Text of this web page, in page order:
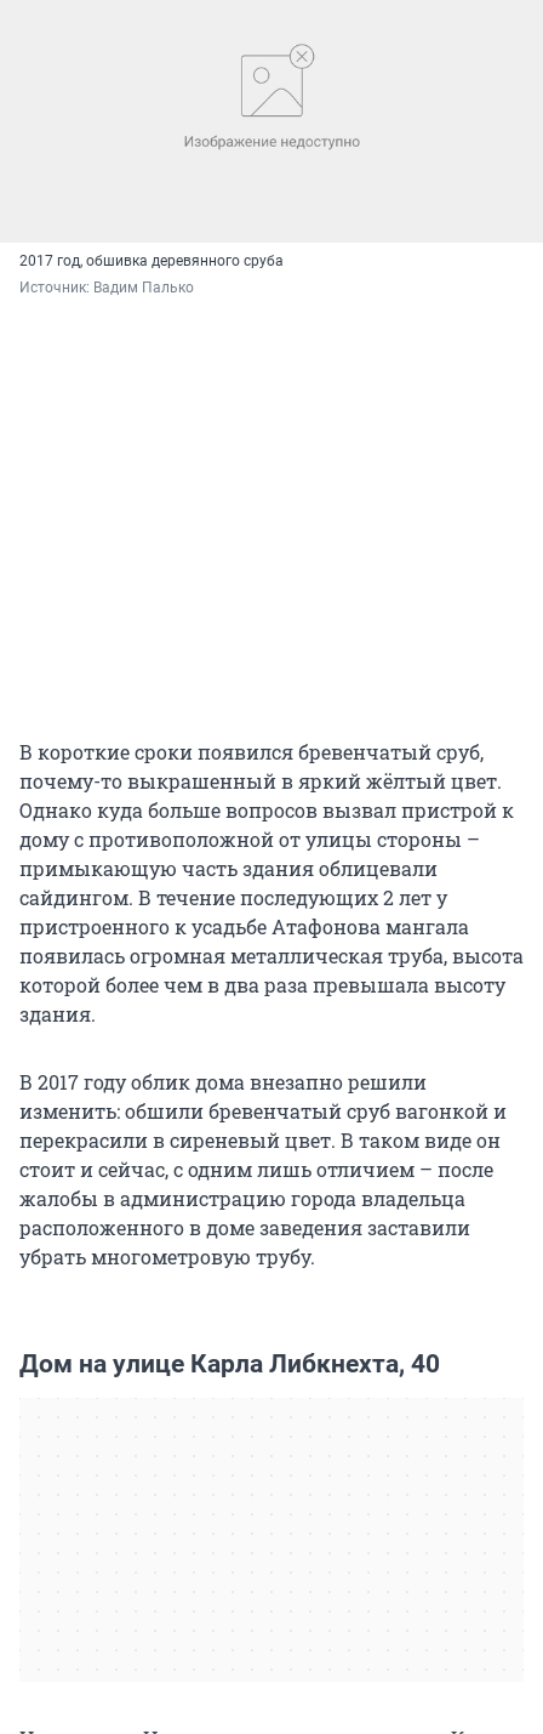
2017 год, обшивка деревянного сруба
Источник: Вадим Палько
В короткие сроки появился бревенчатый сруб,
почему-то выкрашенный в яркий жёлтый цвет.
Однако куда больше вопросов вызвал пристрой к
дому с противоположной от улицы стороны –
примыкающую часть здания облицевали
сайдингом. В течение последующих 2 лет у
пристроенного к усадьбе Атафонова мангала
появилась огромная металлическая труба, высота
которой более чем в два раза превышала высоту
здания.
В 2017 году облик дома внезапно решили
изменить: обшили бревенчатый сруб вагонкой и
перекрасили в сиреневый цвет. В таком виде он
стоит и сейчас, с одним лишь отличием – после
жалобы в администрацию города владельца
расположенного в доме заведения заставили
убрать многометровую трубу.
Дом на улице Карла Либкнехта, 40